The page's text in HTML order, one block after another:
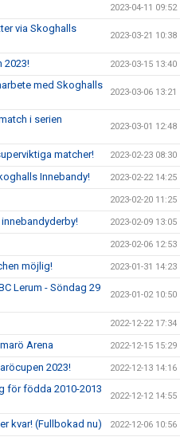
2023-04-11 09:52
via Skoghalls
2023-03-21 10:38
2023! 2023-03-15 13:40
med Skoghalls
2023-03-06 13:21
i serien
2023-03-01 12:48
matcher! 2023-02-23 08:30
Innebandy! 2023-02-22 14:25
2023-02-20 11:25
2023-02-09 13:05
2023-02-06 12:53
möjlig! 2023-01-31 14:23
Lerum - Söndag 29
2023-01-02 10:50
2022-12-22 17:34
Arena 2022-12-15 15:29
2023! 2022-12-13 14:16
för födda 2010-2013
2022-12-12 14:55
kvar! (Fullbokad nu) 2022-12-06 10:56